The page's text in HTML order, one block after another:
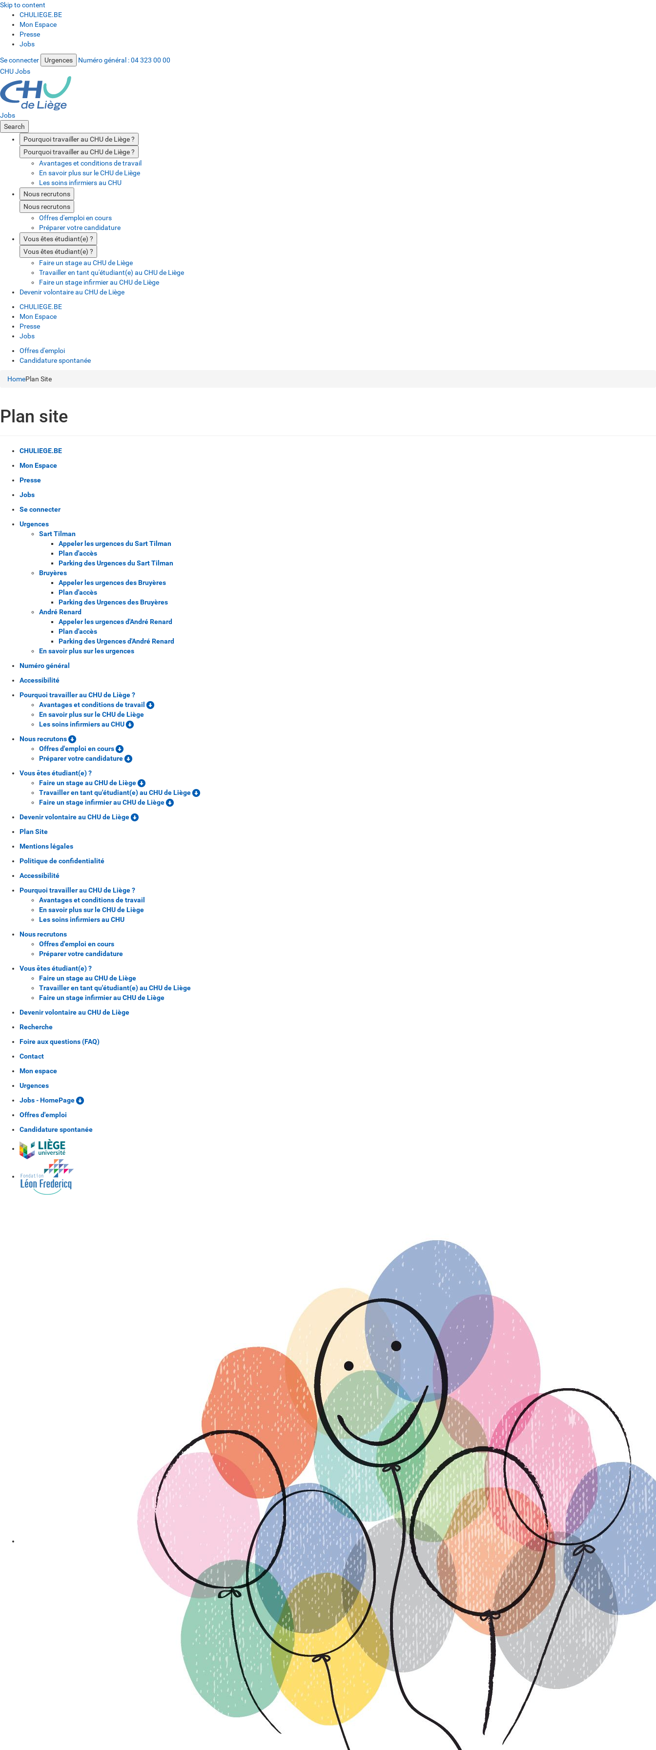
Skip to content
CHULIEGE.BE
Mon Espace
Presse
Jobs
Se connecter Urgences Numéro général :04 323 00 00
CHU Jobs
Jobs
Search
Pourquoi travailler au CHU de Liège ?
Pourquoi travailler au CHU de Liège ?
Avantages et conditions de travail
En savoir plus sur le CHU de Liège
Les soins infirmiers au CHU
Nous recrutons
Nous recrutons
Offres d'emploi en cours
Préparer votre candidature
Vous êtes étudiant(e) ?
Vous êtes étudiant(e) ?
Faire un stage au CHU de Liège
Travailler en tant qu'étudiant(e) au CHU de Liège
Faire un stage infirmier au CHU de Liège
Devenir volontaire au CHU de Liège
CHULIEGE.BE
Mon Espace
Presse
Jobs
Offres d'emploi
Candidature spontanée
HomePlan Site
Plan site
CHULIEGE.BE
Mon Espace
Presse
Jobs
Se connecter
Urgences
Sart Tilman
Appeler les urgences du Sart Tilman
Plan d'accès
Parking des Urgences du Sart Tilman
Bruyères
Appeler les urgences des Bruyères
Plan d'accès
Parking des Urgences des Bruyères
André Renard
Appeler les urgences d'André Renard
Plan d'accès
Parking des Urgences d'André Renard
En savoir plus sur les urgences
Numéro général
Accessibilité
Pourquoi travailler au CHU de Liège ?
Avantages et conditions de travail
En savoir plus sur le CHU de Liège
Les soins infirmiers au CHU
Nous recrutons
Offres d'emploi en cours
Préparer votre candidature
Vous êtes étudiant(e) ?
Faire un stage au CHU de Liège
Travailler en tant qu'étudiant(e) au CHU de Liège
Faire un stage infirmier au CHU de Liège
Devenir volontaire au CHU de Liège
Plan Site
Mentions légales
Politique de confidentialité
Accessibilité
Pourquoi travailler au CHU de Liège ?
Avantages et conditions de travail
En savoir plus sur le CHU de Liège
Les soins infirmiers au CHU
Nous recrutons
Offres d'emploi en cours
Préparer votre candidature
Vous êtes étudiant(e) ?
Faire un stage au CHU de Liège
Travailler en tant qu'étudiant(e) au CHU de Liège
Faire un stage infirmier au CHU de Liège
Devenir volontaire au CHU de Liège
Recherche
Foire aux questions (FAQ)
Contact
Mon espace
Urgences
Jobs - HomePage
Offres d'emploi
Candidature spontanée